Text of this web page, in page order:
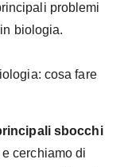
problemi
biologia.
cosa fare
sbocchi
cerchiamo di